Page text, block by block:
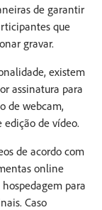
de garantir
que
gravar.
existem
assinatura para
de webcam,
de vídeo.
de acordo com
online
para
Caso